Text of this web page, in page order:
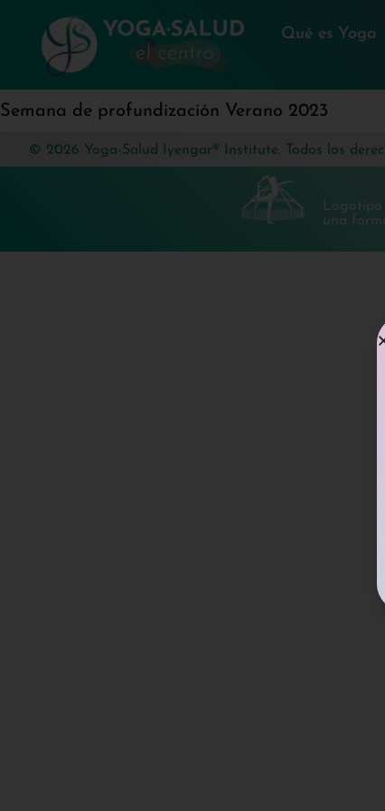
Qué es Yoga
Semana de profundización Verano 2023
© 2026 Yoga-Salud Iyengar® Institute. Todos los
una